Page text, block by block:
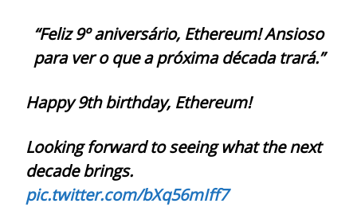
“Feliz 9º aniversário, Ethereum! Ansioso
para ver o que a próxima década trará.”
Happy 9th birthday, Ethereum!
Looking forward to seeing what the next
decade brings.
pic.twitter.com/bXq56mIff7